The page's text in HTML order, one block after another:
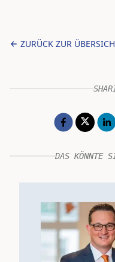
ZURÜCK ZUR
DAS KÖNNTE